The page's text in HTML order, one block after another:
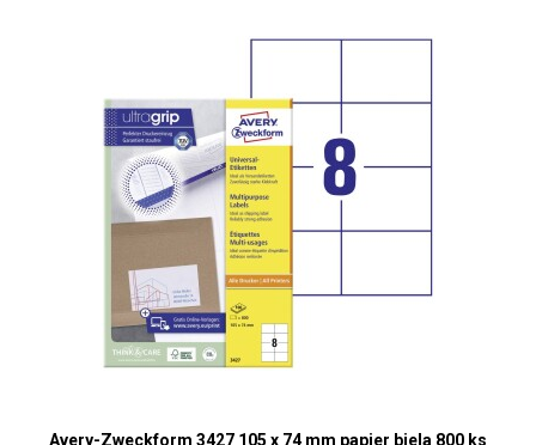
Avery-Zweckform 3427 105 x 74 mm papier biela 800 ks